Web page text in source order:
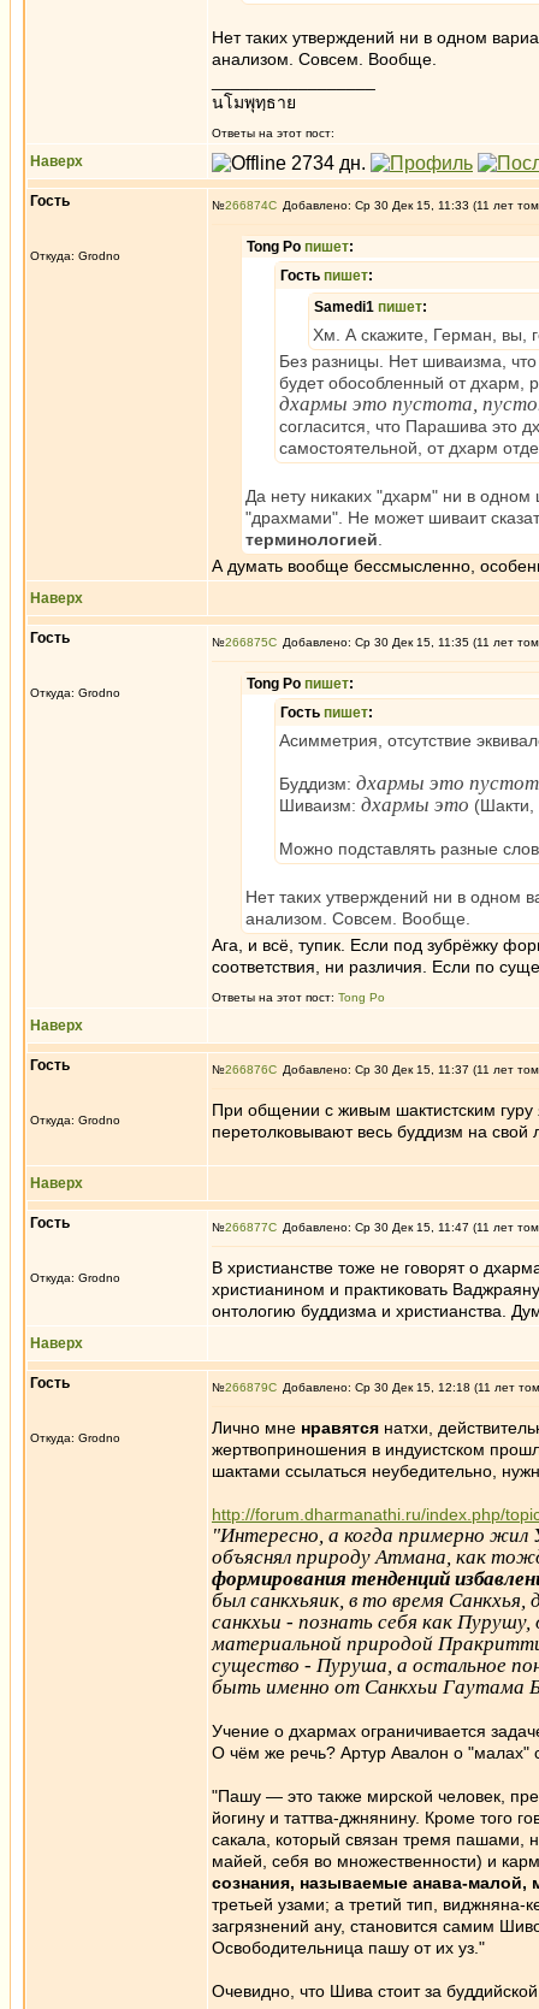
Нет таких утверждений ни в одном
анализом. Совсем. Вообще.
นโมพุทฺธาย
Ответы на этот пост:
Наверх
Гость
Откуда: Grodno
№266874 Добавлено: Ср 30 Дек 15, 11:33 (11 лет
Tong Po пишет:
Гость пишет:
Samedi1 пишет:
Хм. А скажите, Герман, вы,
Без разницы. Нет шиваизма,
будет обособленный от дхарм,
дхармы это пустота,
согласится, что Парашива это
самостоятельной, от дхарм
Да нету никаких "дхарм" ни в
"драхмами". Не может шиваит
терминологией
А думать вообще бессмысленно,
Наверх
Гость
Откуда: Grodno
№266875 Добавлено: Ср 30 Дек 15, 11:35 (11 лет
Tong Po пишет:
Гость пишет:
Асимметрия, отсутствие
Буддизм: дхармы это
Шиваизм: дхармы это (Шакти,
Можно подставлять разные
Нет таких утверждений ни в одном
анализом. Совсем. Вообще.
Ага, и всё, тупик. Если под зубрёжку
соответствия, ни различия. Если по
Ответы на этот пост: Tong Po
Наверх
Гость
Откуда: Grodno
№266876 Добавлено: Ср 30 Дек 15, 11:37 (11 лет
При общении с живым шактистским гуру
перетолковывают весь буддизм на свой
Наверх
Гость
Откуда: Grodno
№266877 Добавлено: Ср 30 Дек 15, 11:47 (11 лет
В христианстве тоже не говорят о
христианином и практиковать
онтологию буддизма и христианства.
Наверх
Гость
Откуда: Grodno
№266879 Добавлено: Ср 30 Дек 15, 12:18 (11 лет
Лично мне нравятся натхи,
жертвоприношения в индуистском
шактами ссылаться неубедительно,
http://forum.dharmanathi.ru/index.php/
"Интересно, а когда примерно
объяснял природу Атмана, как
формирования тенденций
был санкхьяик, в то время
санкхьи - познать себя как
материальной природой
существо - Пуруша, а остальное
быть именно от Санкхьи Гаутама
Учение о дхармах ограничивается
О чём же речь? Артур Авалон о "малах"
"Пашу — это также мирской человек,
йогину и таттва-джнянину. Кроме того
сакала, который связан тремя
майей, себя во множественности) и
сознания, называемые анава-малой,
третьей узами; а третий тип, виджняна-
загрязнений ану, становится самим
Освободительница пашу от их уз."
Очевидно, что Шива стоит за